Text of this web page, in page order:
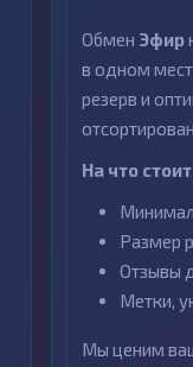
Обмен Эфир
в одном
резерв и
На что
Размер
Отзывы
Метки,
Мы ценим